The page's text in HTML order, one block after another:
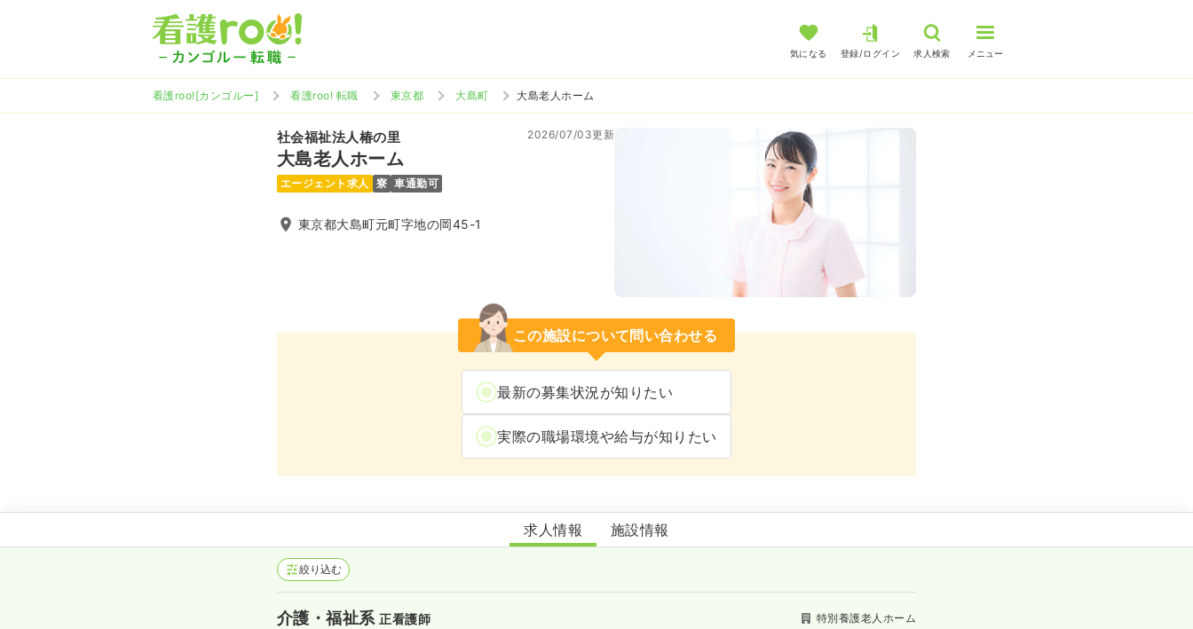
気になる 登録/ログイン 求人検索 メニュー
看護roo![カンゴルー] 看護roo! 転職 東京都 大島町 大島老人ホーム
社会福祉法人椿の里
大島老人ホーム
2026/07/03更新
エージェント求人 寮 車通勤可
東京都大島町元町字地の岡45-1
この施設について問い合わせる
最新の募集状況が知りたい
実際の職場環境や給与が知りたい
大島老人ホーム
求人情報 施設情報
絞り込む
介護・福祉系正看護師 特別養護老人ホーム